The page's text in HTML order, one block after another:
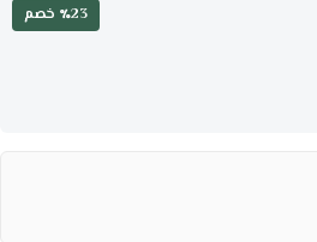
٪23 خصم